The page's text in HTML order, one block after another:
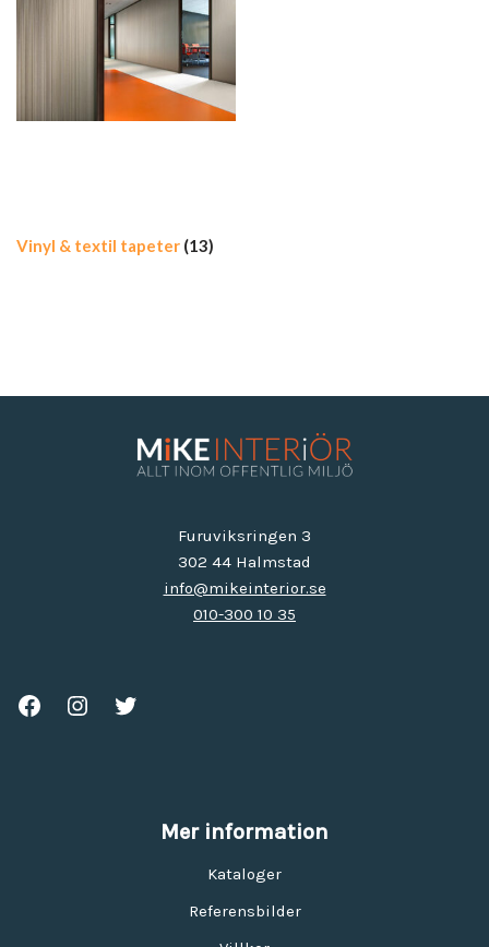
Vinyl & textil tapeter (13)
Furuviksringen 3
302 44 Halmstad
info@mikeinterior.se
010-300 10 35
Mer information
Kataloger
Referensbilder